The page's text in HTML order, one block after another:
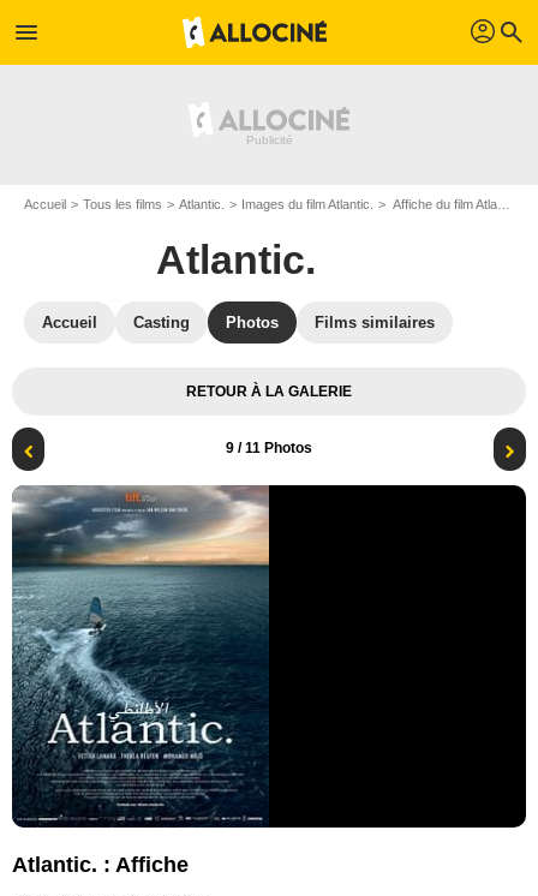
menu profil search
Accueil Tous les films Atlantic. Images du film Atlantic. Affiche du film Atlantic. - Photo 9
Atlantic.
Accueil Casting Photos Films similaires
RETOUR À LA GALERIE
9 / 11 Photos
Atlantic. : Affiche